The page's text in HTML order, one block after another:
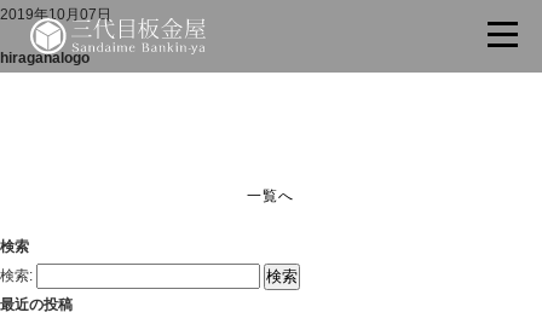
2019年10月07日
hiraganalogo
一覧へ
検索
検索:
最近の投稿